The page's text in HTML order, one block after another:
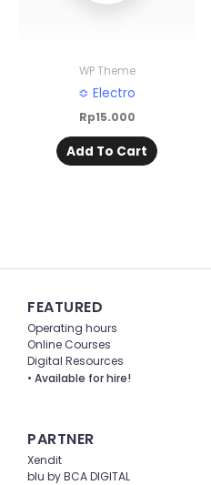
WP Theme
≎ Electro
Rp15.000
Add To Cart
FEATURED
Operating hours
Online Courses
Digital Resources
• Available for hire!
PARTNER
Xendit
blu by BCA DIGITAL